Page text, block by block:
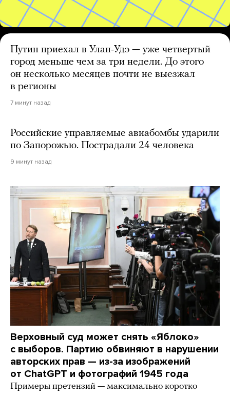
Путин приехал в Улан-Удэ — уже четвертый
город меньше чем за три недели. До этого
он несколько месяцев почти не выезжал
в регионы
7 минут назад
Российские управляемые авиабомбы ударили
по Запорожью. Пострадали 24 человека
9 минут назад
Верховный суд может снять «Яблоко»
с выборов. Партию обвиняют в нарушении
авторских прав — из-за изображений
от ChatGPT и фотографий 1945 года
Примеры претензий — максимально коротко